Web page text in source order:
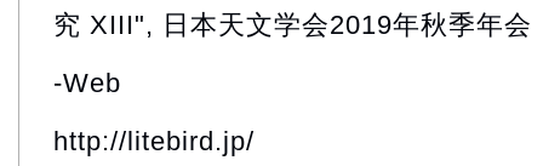
究 XIII", 日本天文学会2019年秋季年会
-Web
http://litebird.jp/